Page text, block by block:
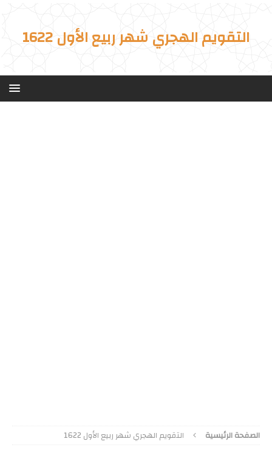
التقويم الهجري شهر ربيع الأول 1622
الصفحة الرئيسية التقويم الهجري شهر ربيع الأول 1622